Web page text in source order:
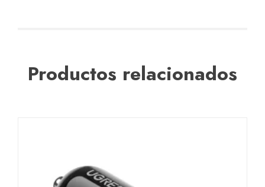
Productos relacionados